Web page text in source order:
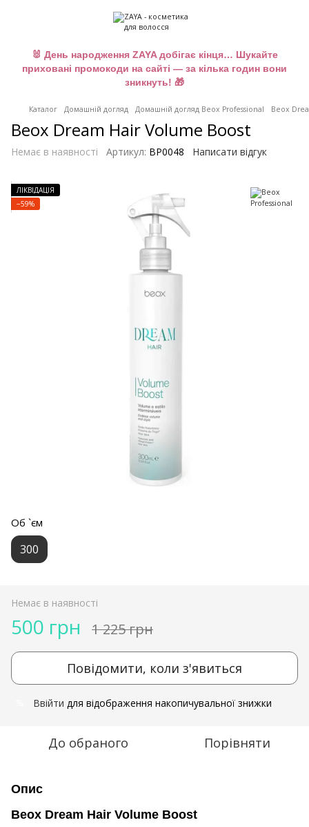
🐰 День народження ZAYA добігає кінця… Шукайте
приховані промокоди на сайті — за кілька годин вони
зникнуть! 🎁
Каталог Домашній догляд Домашній догляд Beox Professional Beox
Beox Dream Hair Volume Boost
Немає в наявності Артикул: BP0048 Написати відгук
ЛІКВІДАЦІЯ
−59%
Об `єм
300
Немає в наявності
500 грн 1 225 грн
Повідомити, коли з'явиться
Ввійти для відображення накопичувальної знижки
До обраного Порівняти
Опис
Beox Dream Hair Volume Boost